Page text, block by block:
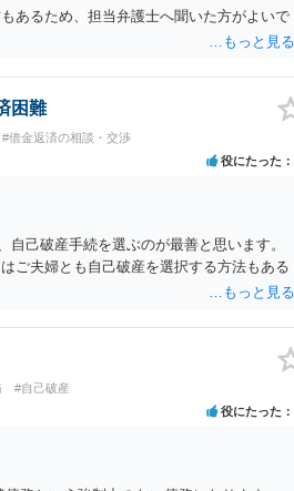
あるため、担当弁護士へ聞いた方がよいで
困難
#借金返済の相談・交渉
役にたった
己破産手続を選ぶのが最善と思います。
ご夫婦とも自己破産を選択する方法もある
#自己破産
役にたった